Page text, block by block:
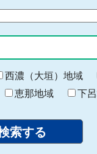
西濃（大垣）地域
恵那地域 下